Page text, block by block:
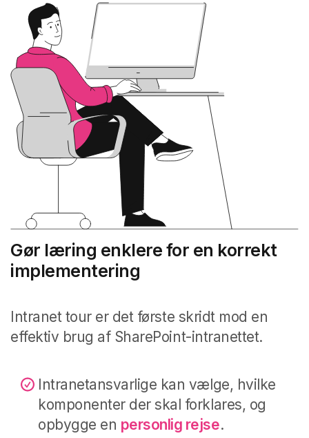
Gør læring enklere for en korrekt
implementering
Intranet tour er det første skridt mod en
effektiv brug af SharePoint-intranettet.
Intranetansvarlige kan vælge, hvilke
komponenter der skal forklares, og
opbygge en personlig rejse.